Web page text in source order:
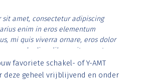
sit amet, consectetur adipiscing
enim in eros elementum
mi quis viverra ornare, eros dolor
diam libero vitae erat.
et justo cursus id rutrum lorem
vitae risus tristique posuere.
favoriete schakel- of Y-AMT
deze geheel vrijblijvend en onder